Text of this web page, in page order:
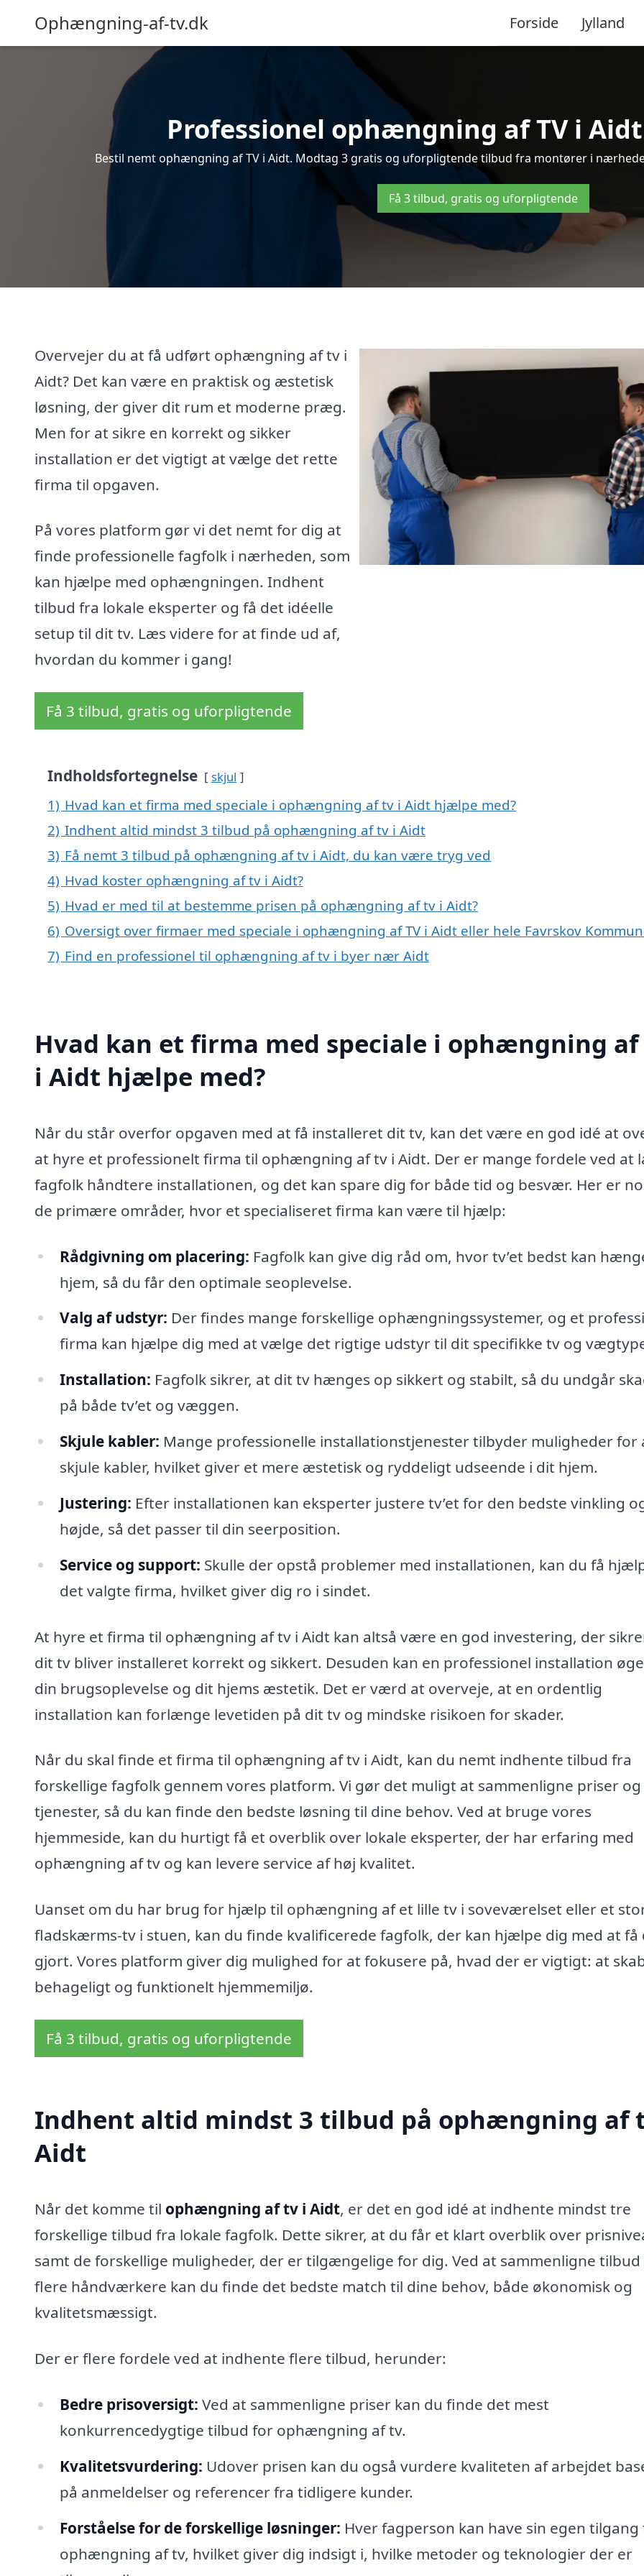
Ophængning-af-tv.dk Forside Jylland
Professionel ophængning af TV i
Bestil nemt ophængning af TV i Aidt. Modtag 3 gratis og uforpligtende tilbud fra montører i
Få 3 tilbud, gratis og uforpligtende
Overvejer du at få udført ophængning af tv i
Aidt? Det kan være en praktisk og æstetisk
løsning, der giver dit rum et moderne præg.
Men for at sikre en korrekt og sikker
installation er det vigtigt at vælge det rette
firma til opgaven.
På vores platform gør vi det nemt for dig at
finde professionelle fagfolk i nærheden, som
kan hjælpe med ophængningen. Indhent
tilbud fra lokale eksperter og få det idéelle
setup til dit tv. Læs videre for at finde ud af,
hvordan du kommer i gang!
Få 3 tilbud, gratis og uforpligtende
Indholdsfortegnelse skjul
1) Hvad kan et firma med speciale i ophængning af tv i Aidt hjælpe med?
2) Indhent altid mindst 3 tilbud på ophængning af tv i Aidt
3) Få nemt 3 tilbud på ophængning af tv i Aidt, du kan være tryg ved
4) Hvad koster ophængning af tv i Aidt?
5) Hvad er med til at bestemme prisen på ophængning af tv i Aidt?
6) Oversigt over firmaer med speciale i ophængning af TV i Aidt eller hele Favrskov
7) Find en professionel til ophængning af tv i byer nær Aidt
Hvad kan et firma med speciale i ophængning
i Aidt hjælpe med?
Når du står overfor opgaven med at få installeret dit tv, kan det være en god idé at
at hyre et professionelt firma til ophængning af tv i Aidt. Der er mange fordele ved at
fagfolk håndtere installationen, og det kan spare dig for både tid og besvær. Her er
de primære områder, hvor et specialiseret firma kan være til hjælp:
Rådgivning om placering: Fagfolk kan give dig råd om, hvor tv’et bedst kan
hjem, så du får den optimale seoplevelse.
Valg af udstyr: Der findes mange forskellige ophængningssystemer, og et
firma kan hjælpe dig med at vælge det rigtige udstyr til dit specifikke tv og
Installation: Fagfolk sikrer, at dit tv hænges op sikkert og stabilt, så du undgår
på både tv’et og væggen.
Skjule kabler: Mange professionelle installationstjenester tilbyder muligheder for
skjule kabler, hvilket giver et mere æstetisk og ryddeligt udseende i dit hjem.
Justering: Efter installationen kan eksperter justere tv’et for den bedste vinkling
højde, så det passer til din seerposition.
Service og support: Skulle der opstå problemer med installationen, kan du få
det valgte firma, hvilket giver dig ro i sindet.
At hyre et firma til ophængning af tv i Aidt kan altså være en god investering, der
dit tv bliver installeret korrekt og sikkert. Desuden kan en professionel installation
din brugsoplevelse og dit hjems æstetik. Det er værd at overveje, at en ordentlig
installation kan forlænge levetiden på dit tv og mindske risikoen for skader.
Når du skal finde et firma til ophængning af tv i Aidt, kan du nemt indhente tilbud fra
forskellige fagfolk gennem vores platform. Vi gør det muligt at sammenligne priser og
tjenester, så du kan finde den bedste løsning til dine behov. Ved at bruge vores
hjemmeside, kan du hurtigt få et overblik over lokale eksperter, der har erfaring med
ophængning af tv og kan levere service af høj kvalitet.
Uanset om du har brug for hjælp til ophængning af et lille tv i soveværelset eller et
fladskærms-tv i stuen, kan du finde kvalificerede fagfolk, der kan hjælpe dig med at få
gjort. Vores platform giver dig mulighed for at fokusere på, hvad der er vigtigt: at
behageligt og funktionelt hjemmemiljø.
Få 3 tilbud, gratis og uforpligtende
Indhent altid mindst 3 tilbud på ophængning af
Aidt
Når det komme til ophængning af tv i Aidt, er det en god idé at indhente mindst tre
forskellige tilbud fra lokale fagfolk. Dette sikrer, at du får et klart overblik over
samt de forskellige muligheder, der er tilgængelige for dig. Ved at sammenligne
flere håndværkere kan du finde det bedste match til dine behov, både økonomisk og
kvalitetsmæssigt.
Der er flere fordele ved at indhente flere tilbud, herunder:
Bedre prisoversigt: Ved at sammenligne priser kan du finde det mest
konkurrencedygtige tilbud for ophængning af tv.
Kvalitetsvurdering: Udover prisen kan du også vurdere kvaliteten af arbejdet
på anmeldelser og referencer fra tidligere kunder.
Forståelse for de forskellige løsninger: Hver fagperson kan have sin egen tilgang
ophængning af tv, hvilket giver dig indsigt i, hvilke metoder og teknologier der er